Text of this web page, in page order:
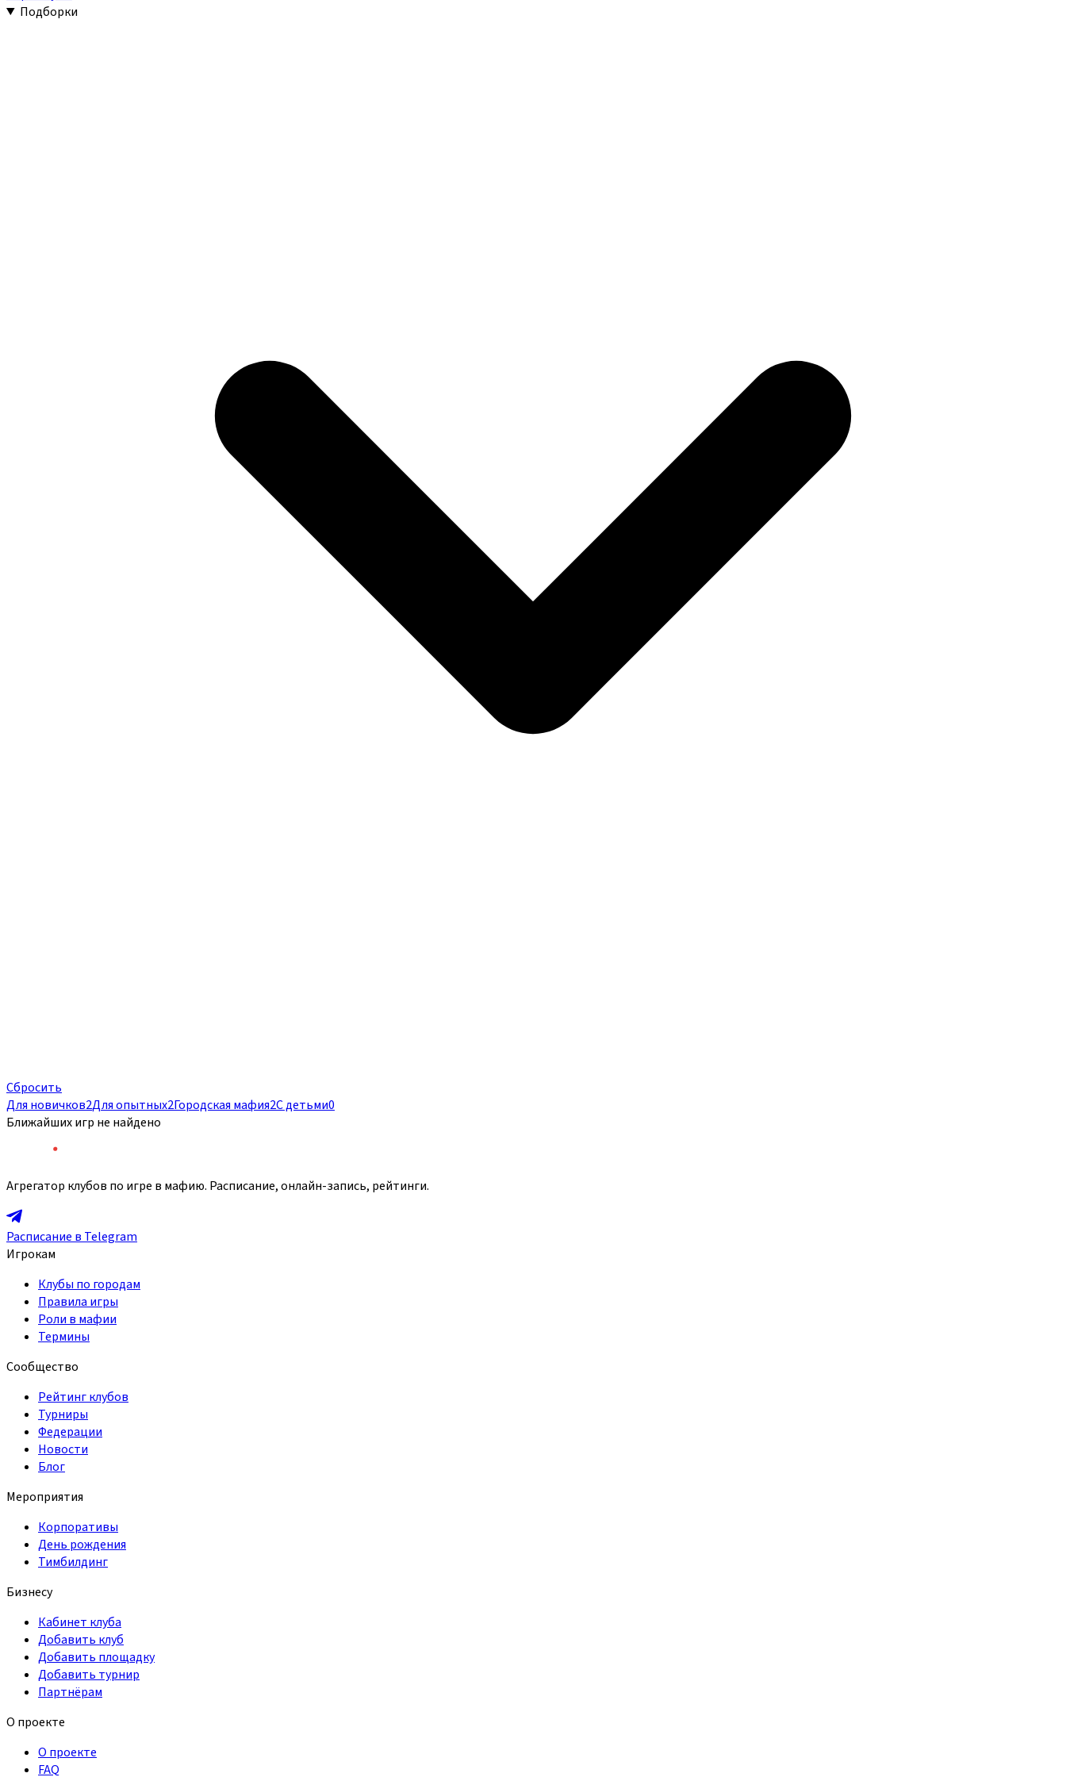
Подборки
Сбросить
Для новичков2Для опытных2Городская мафия2С детьми0
Ближайших игр не найдено
Агрегатор клубов по игре в мафию. Расписание, онлайн-запись, рейтинги.
Расписание в Telegram
Игрокам
Клубы по городам
Правила игры
Роли в мафии
Термины
Сообщество
Рейтинг клубов
Турниры
Федерации
Новости
Блог
Мероприятия
Корпоративы
День рождения
Тимбилдинг
Бизнесу
Кабинет клуба
Добавить клуб
Добавить площадку
Добавить турнир
Партнёрам
О проекте
О проекте
FAQ